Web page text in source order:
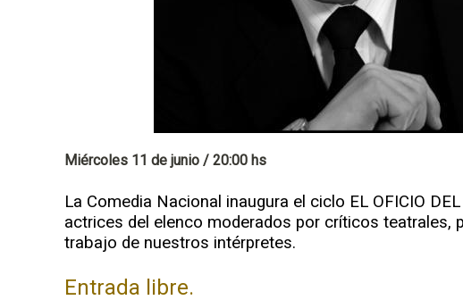
Miércoles 11 de junio / 20:00 hs
La Comedia Nacional inaugura el ciclo EL OFICIO
actrices del elenco moderados por críticos teatrales,
trabajo de nuestros intérpretes.
Entrada libre.